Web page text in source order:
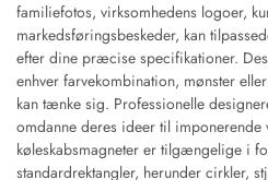
familiefotos, virksomhedens logoer,
markedsføringsbeskeder, kan
efter dine præcise specifikationer.
enhver farvekombination, mønster
kan tænke sig. Professionelle
omdanne deres ideer til imponerende
køleskabsmagneter er tilgængelige i
standardrektangler, herunder cirkler,